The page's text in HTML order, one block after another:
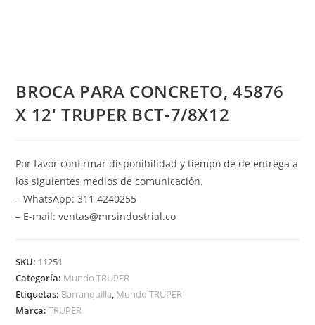
BROCA PARA CONCRETO, 45876
X 12′ TRUPER BCT-7/8X12
Por favor confirmar disponibilidad y tiempo de de entrega a
los siguientes medios de comunicación.
– WhatsApp: 311 4240255
– E-mail: ventas@mrsindustrial.co
SKU: 11251
Categoría: Mundo TRUPER
Etiquetas: Barranquilla, Mundo TRUPER
Marca:TRUPER